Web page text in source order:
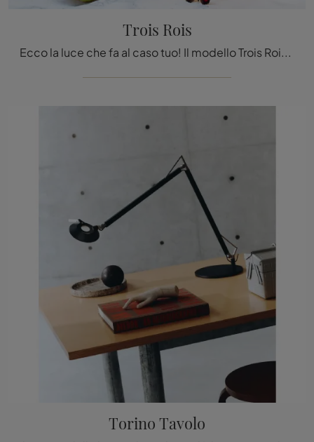
Trois Rois
Ecco la luce che fa al caso tuo! Il modello Trois Rois è una delle nostre lampade da tavolo di Artemide.
Torino Tavolo